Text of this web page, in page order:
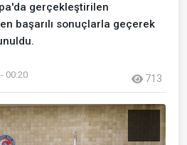
gerçekleştirilen
başarılı sonuçlarla geçerek
00:20 713